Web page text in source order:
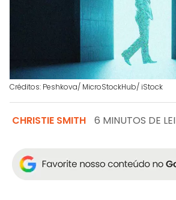
Créditos: Peshkova/ MicroStockHub/ iStock
CHRISTIE SMITH 6 MINUTOS DE